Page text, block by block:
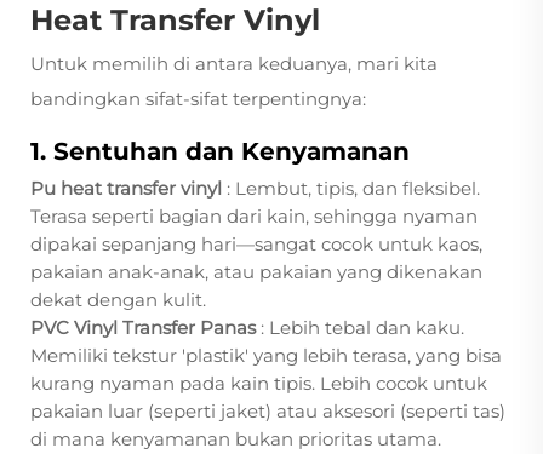
Heat Transfer Vinyl
Untuk memilih di antara keduanya, mari kita
bandingkan sifat-sifat terpentingnya:
1. Sentuhan dan Kenyamanan
Pu heat transfer vinyl : Lembut, tipis, dan fleksibel.
Terasa seperti bagian dari kain, sehingga nyaman
dipakai sepanjang hari—sangat cocok untuk kaos,
pakaian anak-anak, atau pakaian yang dikenakan
dekat dengan kulit.
PVC Vinyl Transfer Panas : Lebih tebal dan kaku.
Memiliki tekstur 'plastik' yang lebih terasa, yang bisa
kurang nyaman pada kain tipis. Lebih cocok untuk
pakaian luar (seperti jaket) atau aksesori (seperti tas)
di mana kenyamanan bukan prioritas utama.